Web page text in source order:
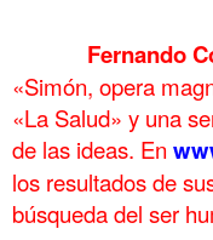
Fernando
«Simón, opera
«La Salud» y una
de las ideas. En
los resultados de
búsqueda del ser